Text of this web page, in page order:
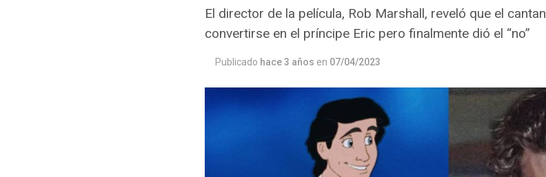
El director de la película, Rob Marshall, reveló que el
convertirse en el príncipe Eric pero finalmente dió el “no”
Publicado hace 3 años en 07/04/2023